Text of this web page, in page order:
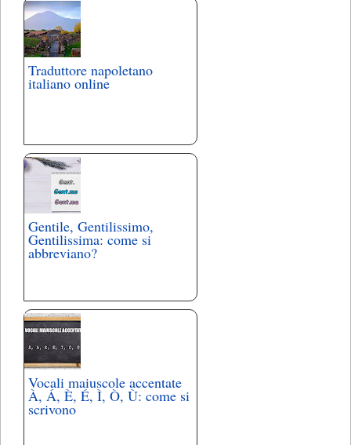
Traduttore napoletano
italiano online
Gentile, Gentilissimo,
Gentilissima: come si
abbreviano?
Vocali maiuscole accentate
À, Á, È, É, Ì, Ò, Ù: come si
scrivono